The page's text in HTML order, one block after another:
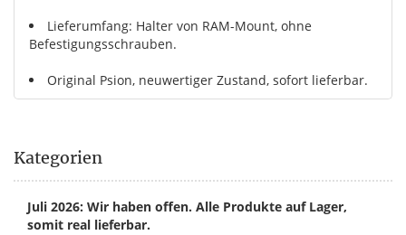
Lieferumfang: Halter von RAM-Mount, ohne
Befestigungsschrauben.
Original Psion, neuwertiger Zustand, sofort lieferbar.
Kategorien
Juli 2026: Wir haben offen. Alle Produkte auf Lager,
somit real lieferbar.